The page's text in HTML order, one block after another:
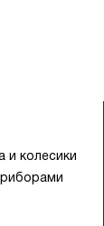
и колесики